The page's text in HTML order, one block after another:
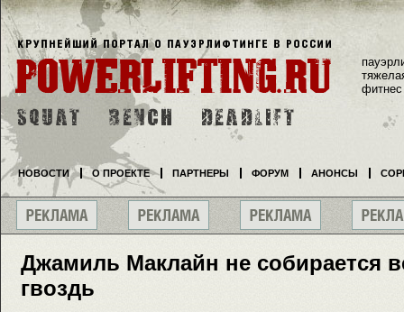
Джамиль Маклайн не собирается
гвоздь
фитнес
НОВОСТИ О ПРОЕКТЕ ПАРТНЕРЫ ФОРУМ АНОНСЫ